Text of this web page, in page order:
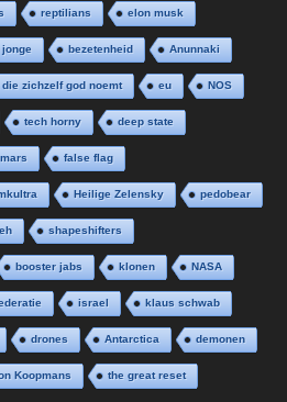
reptilians elon musk
bezetenheid Anunnaki
zichzelf god noemt eu NOS
tech horny deep state
mars false flag
Heilige Zelensky pedobear
shapeshifters
booster jabs klonen NASA
israel klaus schwab
drones Antarctica demonen
Koopmans the great reset